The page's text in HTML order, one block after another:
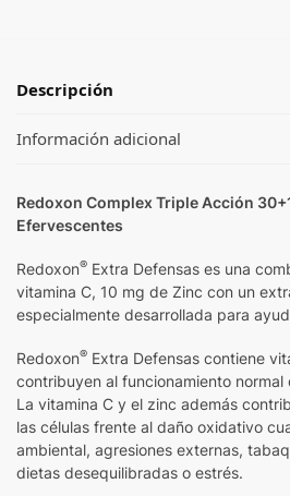
Descripción
Información adicional
Redoxon Complex Triple Acción
Efervescentes
Redoxon® Extra Defensas es una
vitamina C, 10 mg de Zinc con un
especialmente desarrollada para
Redoxon® Extra Defensas contiene
contribuyen al funcionamiento normal
La vitamina C y el zinc además
las células frente al daño oxidativo
ambiental, agresiones externas,
dietas desequilibradas o estrés.